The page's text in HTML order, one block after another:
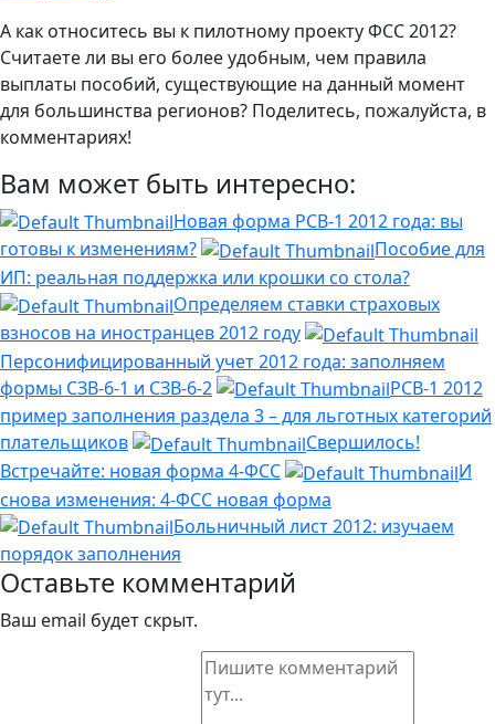
А как относитесь вы к пилотному проекту ФСС 2012?
Считаете ли вы его более удобным, чем правила
выплаты пособий, существующие на данный момент
для большинства регионов? Поделитесь, пожалуйста, в
комментариях!
Вам может быть интересно:
Новая форма РСВ-1 2012 года: вы
готовы к изменениям?
Пособие для
ИП: реальная поддержка или крошки со стола?
Определяем ставки страховых
взносов на иностранцев 2012 году
Персонифицированный учет 2012 года: заполняем
формы СЗВ-6-1 и СЗВ-6-2
РСВ-1 2012
пример заполнения раздела 3 – для льготных категорий
плательщиков
Свершилось!
Встречайте: новая форма 4-ФСС
И
снова изменения: 4-ФСС новая форма
Больничный лист 2012: изучаем
порядок заполнения
Оставьте комментарий
Ваш email будет скрыт.